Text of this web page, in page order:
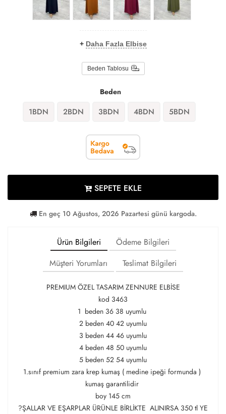
+ Daha Fazla Elbise
Beden Tablosu
Beden
1BDN 2BDN 3BDN 4BDN 5BDN
SEPETE EKLE
En geç 10 Ağustos, 2026 Pazartesi günü kargoda.
Ürün Bilgileri
Ödeme Bilgileri
Müşteri Yorumları
Teslimat Bilgileri
PREMIUM ÖZEL TASARIM ZENNURE ELBİSE
kod 3463
1 beden 36 38 uyumlu
2 beden 40 42 uyumlu
3 beden 44 46 uyumlu
4 beden 48 50 uyumlu
5 beden 52 54 uyumlu
1.sınıf premium zara krep kumaş ( medine ipeği formunda )
kumaş garantilidir
boy 145 cm
?ŞALLAR VE EŞARPLAR ÜRÜNLE BİRLİKTE ALINIRSA 350 tl YE